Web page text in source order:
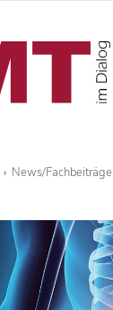
News/Fachbeiträge